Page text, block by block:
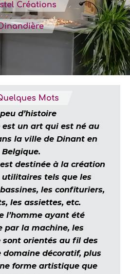
Créations
Mots
d’histoire
est un art qui est né au
la ville de Dinant en
Belgique.
destinée à la création
utilitaires tels que les
les confituriers,
les assiettes, etc.
l’homme ayant été
par la machine, les
sont orientés au fil des
domaine décoratif, plus
forme artistique que